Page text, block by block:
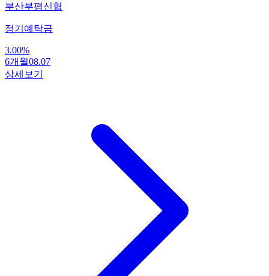
부산부평신협
정기예탁금
3.00%
6개월08.07
상세보기